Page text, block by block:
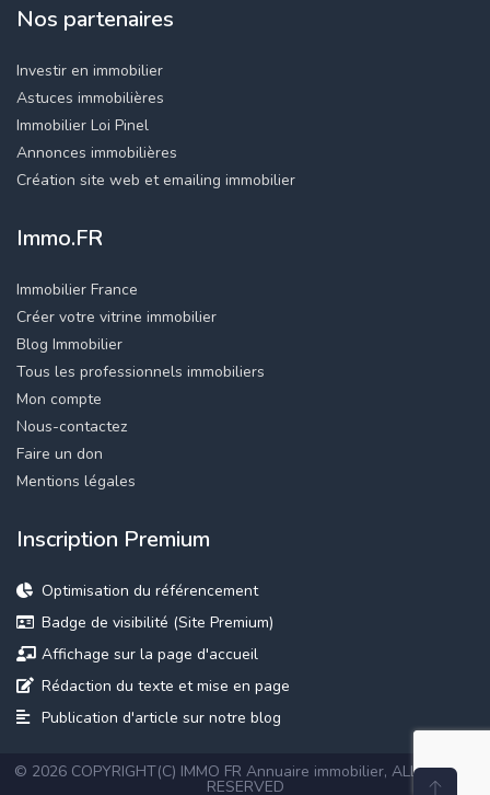
Nos partenaires
Investir en immobilier
Astuces immobilières
Immobilier Loi Pinel
Annonces immobilières
Création site web et emailing immobilier
Immo.FR
Immobilier France
Créer votre vitrine immobilier
Blog Immobilier
Tous les professionnels immobiliers
Mon compte
Nous-contactez
Faire un don
Mentions légales
Inscription Premium
Optimisation du référencement
Badge de visibilité (Site Premium)
Affichage sur la page d'accueil
Rédaction du texte et mise en page
Publication d'article sur notre blog
© 2026 COPYRIGHT(C) IMMO FR Annuaire immobilier, ALL RIGHTS
RESERVED